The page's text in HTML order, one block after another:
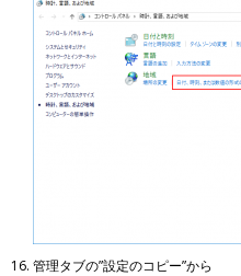
管理タブの”設定のコピー”から